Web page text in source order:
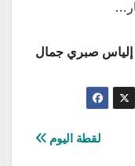
إلياس صبري جمال
لقطة اليوم